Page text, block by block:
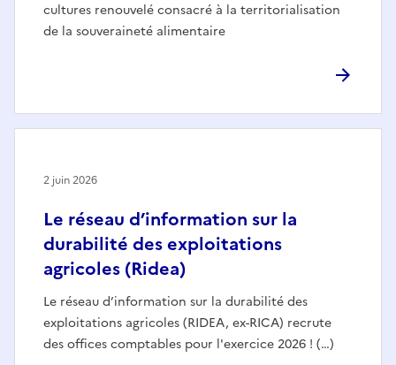
cultures renouvelé consacré à la territorialisation
de la souveraineté alimentaire
Le réseau d’information sur la
durabilité des exploitations
agricoles (Ridea)
Le réseau d’information sur la durabilité des
exploitations agricoles (RIDEA, ex-RICA) recrute
des offices comptables pour l'exercice 2026 ! (…)
2 juin 2026